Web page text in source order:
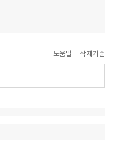
도움말 삭제기준